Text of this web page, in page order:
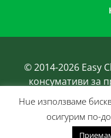
© 2014-2026 Easy
консумативи за
Нue използвамe
осигурим по-